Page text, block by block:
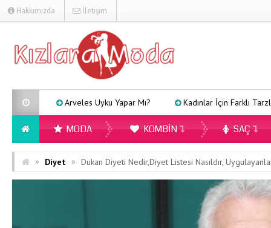
Hakkımızda İletişim
Arveles Uyku Yapar Mı? Kadınlar İçin Farklı Tarzlara
MODA KOMBIN SAÇ
» Diyet » Dukan Diyeti Nedir,Diyet Listesi Nasıldır,